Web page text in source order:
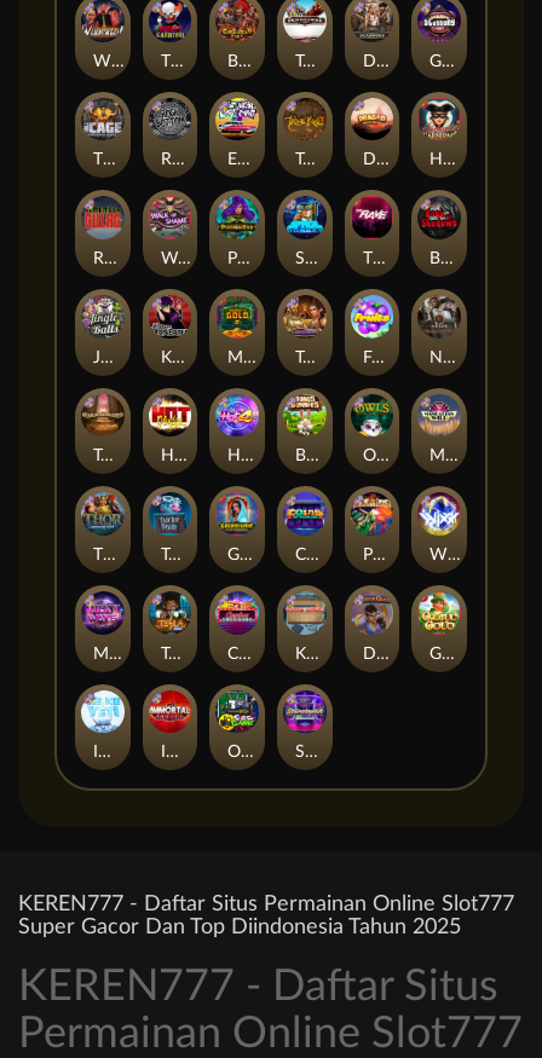
Nexus Tombstone RIP
Manhattan Goes Wild
Book Of Shadows
Rock Bottom
Tractor Beam
Casino Win Spin
The Cage
Hot Nudge
Space Donkey
Starstruck
Monkey's Gold xPays
Barbarian Fury
Poison Eve
Tomb of Nefertiti
Tomb of Akhenaten
Golden Genie And The Walking Wilds
Dragon Tribe
Immortal Fruits
Tesla Jolt Dungeon Quest
Coins of Fortune
Gluttony
WiXX
Outsourced: Slash Game
Fruits
Bonus Bunnies
Deadwood xNudge
Hot 4 Cash
Tombstone
Owls
Milky Ways Gaelic Gold
East Coast Vs West Coast
The Creepy Carnival
Whacked
Jingle Balls
Harlequin Carnival
Walk of Shame
Kitchen Drama: Sushi Mania
Pixies vs Pirates
Thor: Hammer Time
Ice Ice Yeti
Remember Gulag
Karen Maneater
True kult
The Rave
KEREN777 - Daftar Situs Permainan Online Slot777
Super Gacor Dan Top Diindonesia Tahun 2025
KEREN777 - Daftar Situs
Permainan Online Slot777